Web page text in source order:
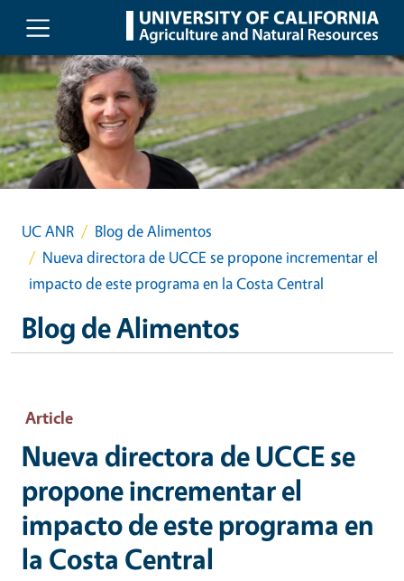
Skip to main content
UC ANR
Blog de Alimentos
Nueva directora de UCCE se propone incrementar el
impacto de este programa en la Costa Central
Blog de Alimentos
Article
Nueva directora de UCCE se
propone incrementar el
impacto de este programa en
la Costa Central